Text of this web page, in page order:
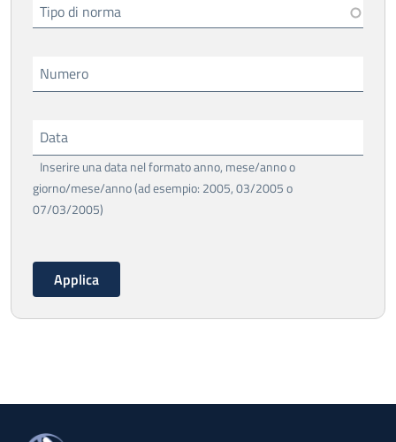
Tipo di norma
Numero
Data
Inserire una data nel formato anno, mese/anno o
giorno/mese/anno (ad esempio: 2005, 03/2005 o
07/03/2005)